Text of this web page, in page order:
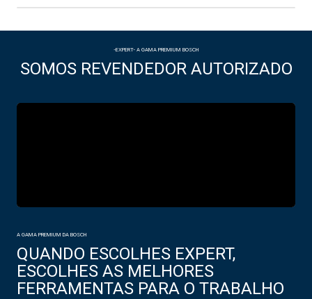
-EXPERT- A GAMA PREMIUM BOSCH
SOMOS REVENDEDOR AUTORIZADO
A GAMA PREMIUM DA BOSCH
QUANDO ESCOLHES EXPERT,
ESCOLHES AS MELHORES
FERRAMENTAS PARA O TRABALHO